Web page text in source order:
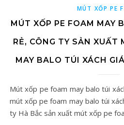
MÚT XỐP PE
MÚT XỐP PE FOAM MAY
RẺ, CÔNG TY SẢN XUẤT
MAY BALO TÚI XÁCH
Mút xốp pe foam may balo túi xách giá rẻ, công ty sản xuất
mút xốp pe foam may balo túi
ty Hà Bắc sản xuất mút xốp pe